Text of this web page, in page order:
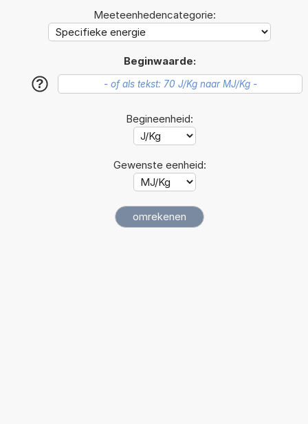
Meeteenhedencategorie:
Beginwaarde:
?
Begineenheid:
Gewenste eenheid: